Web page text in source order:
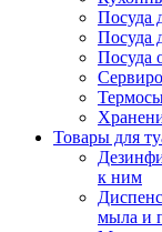
Посуда
Посуда
Посуда
Товары для
к ним
мыла и